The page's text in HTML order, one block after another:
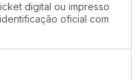
digital ou impresso
oficial com